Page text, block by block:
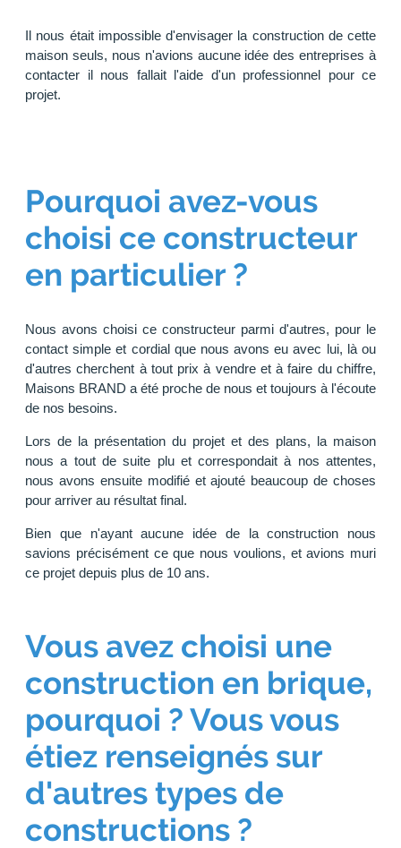
Il nous était impossible d'envisager la construction de cette
maison seuls, nous n'avions aucune idée des entreprises à
contacter il nous fallait l'aide d'un professionnel pour ce
projet.
Pourquoi avez-vous
choisi ce constructeur
en particulier ?
Nous avons choisi ce constructeur parmi d'autres, pour le
contact simple et cordial que nous avons eu avec lui, là ou
d'autres cherchent à tout prix à vendre et à faire du chiffre,
Maisons BRAND a été proche de nous et toujours à l'écoute
de nos besoins.
Lors de la présentation du projet et des plans, la maison
nous a tout de suite plu et correspondait à nos attentes,
nous avons ensuite modifié et ajouté beaucoup de choses
pour arriver au résultat final.
Bien que n'ayant aucune idée de la construction nous
savions précisément ce que nous voulions, et avions muri
ce projet depuis plus de 10 ans.
Vous avez choisi une
construction en brique,
pourquoi ? Vous vous
étiez renseignés sur
d'autres types de
constructions ?